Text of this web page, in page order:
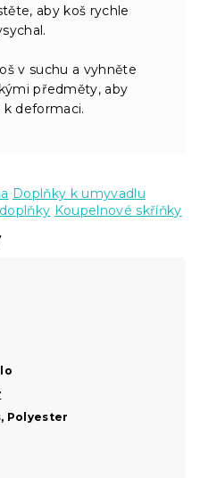
aby koš rychle
v suchu a vyhněte
předměty, aby
k deformaci.
Doplňky k umyvadlu
Koupelnové skříňky
Polyester